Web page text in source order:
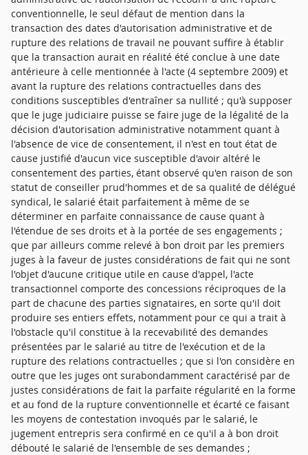
conventionnelle, le seul défaut de mention dans la
transaction des dates d'autorisation administrative et de
rupture des relations de travail ne pouvant suffire à établir
que la transaction aurait en réalité été conclue à une date
antérieure à celle mentionnée à l'acte (4 septembre 2009) et
avant la rupture des relations contractuelles dans des
conditions susceptibles d'entraîner sa nullité ; qu'à supposer
que le juge judiciaire puisse se faire juge de la légalité de la
décision d'autorisation administrative notamment quant à
l'absence de vice de consentement, il n'est en tout état de
cause justifié d'aucun vice susceptible d'avoir altéré le
consentement des parties, étant observé qu'en raison de son
statut de conseiller prud'hommes et de sa qualité de délégué
syndical, le salarié était parfaitement à même de se
déterminer en parfaite connaissance de cause quant à
l'étendue de ses droits et à la portée de ses engagements ;
que par ailleurs comme relevé à bon droit par les premiers
juges à la faveur de justes considérations de fait qui ne sont
l'objet d'aucune critique utile en cause d'appel, l'acte
transactionnel comporte des concessions réciproques de la
part de chacune des parties signataires, en sorte qu'il doit
produire ses entiers effets, notamment pour ce qui a trait à
l'obstacle qu'il constitue à la recevabilité des demandes
présentées par le salarié au titre de l'exécution et de la
rupture des relations contractuelles ; que si l'on considère en
outre que les juges ont surabondamment caractérisé par de
justes considérations de fait la parfaite régularité en la forme
et au fond de la rupture conventionnelle et écarté ce faisant
les moyens de contestation invoqués par le salarié, le
jugement entrepris sera confirmé en ce qu'il a à bon droit
débouté le salarié de l'ensemble de ses demandes ;